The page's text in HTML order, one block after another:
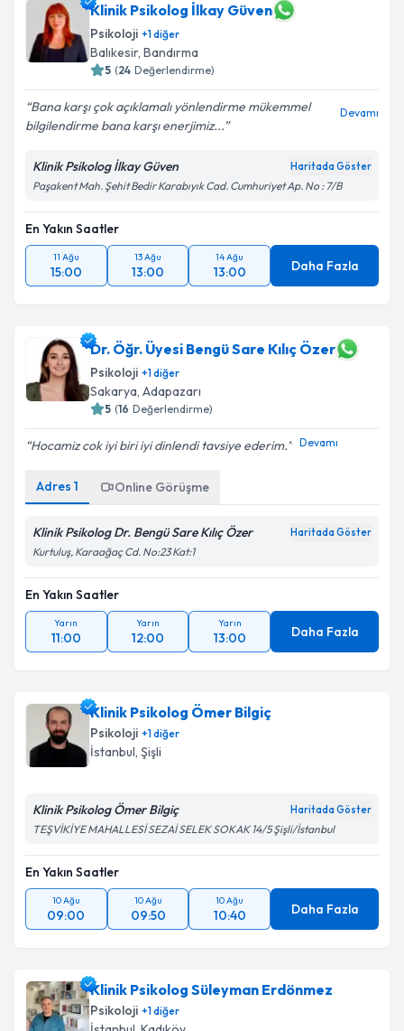
Klinik Psikolog İlkay Güven
Psikoloji +1diğer
Balıkesir, Bandırma
5 (24 Değerlendirme)
Bana karşı çok açıklamalı yönlendirme mükemmel
bilgilendirme bana karşı enerjimiz...
Devamı
Klinik Psikolog İlkay Güven Haritada Göster
Paşakent Mah. Şehit Bedir Karabıyık Cad. Cumhuriyet Ap. No : 7/B
En Yakın Saatler
11 Ağu
15:00
13 Ağu
13:00
14 Ağu
13:00 Daha Fazla
Dr. Öğr. Üyesi Bengü Sare Kılıç Özer
Psikoloji +1diğer
Sakarya, Adapazarı
5 (16 Değerlendirme)
Hocamiz cok iyi biri iyi dinlendi tavsiye ederim. Devamı
Adres 1 Online Görüşme
Klinik Psikolog Dr. Bengü Sare Kılıç Özer Haritada Göster
Kurtuluş, Karaağaç Cd. No:23 Kat:1
En Yakın Saatler
Yarın
11:00
Yarın
12:00
Yarın
13:00 Daha Fazla
Klinik Psikolog Ömer Bilgiç
Psikoloji +1diğer
İstanbul, Şişli
Klinik Psikolog Ömer Bilgiç Haritada Göster
TEŞVİKİYE MAHALLESİ SEZAİ SELEK SOKAK 14/5 Şişli/İstanbul
En Yakın Saatler
10 Ağu
09:00
10 Ağu
09:50
10 Ağu
10:40 Daha Fazla
Klinik Psikolog Süleyman Erdönmez
Psikoloji +1diğer